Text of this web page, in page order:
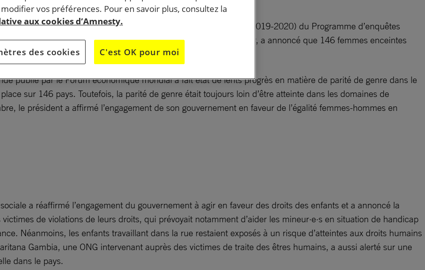
naissances vivantes d’après les statistiques les plus récentes (2019-2020) du Programme d’enquêtes
de l’hôpital général de Bansang, dans la division de Central River, a annoncé que 146 femmes enceintes
et 2020.
publié par le Forum économique mondial a fait état de lents progrès en matière de parité de genre dans le
sur 146 pays. Toutefois, la parité de genre était toujours loin d’être atteinte dans les domaines de
le président a affirmé l’engagement de son gouvernement en faveur de l’égalité femmes-hommes en
a réaffirmé l’engagement du gouvernement à agir en faveur des droits des enfants et a annoncé la
de violations de leurs droits, qui prévoyait notamment d’aider les mineur·e·s en situation de handicap
Néanmoins, les enfants travaillant dans la rue restaient exposés à un risque d’atteintes aux droits humains
Gambia, une ONG intervenant auprès des victimes de traite des êtres humains, a aussi alerté sur une
dans le pays.
vos préférences. Pour en savoir plus, consultez la
aux cookies d’Amnesty.
des cookies C'est OK pour moi